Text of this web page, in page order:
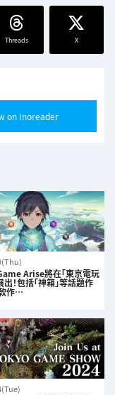
Threads X
on Inoreader
Arise將在「東京電玩
出！包括「神箱」等話題作
作…